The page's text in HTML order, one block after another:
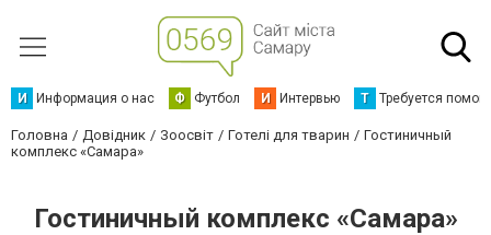
И Информация о нас Ф Футбол И Интервью Т Требуется
Головна Довідник Зоосвіт Готелі для тварин
Гостиничный
комплекс «Самара»
Гостиничный комплекс «Самара»